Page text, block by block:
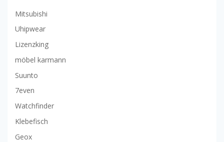
Mitsubishi
Uhipwear
Lizenzking
möbel karmann
Suunto
7even
Watchfinder
Klebefisch
Geox